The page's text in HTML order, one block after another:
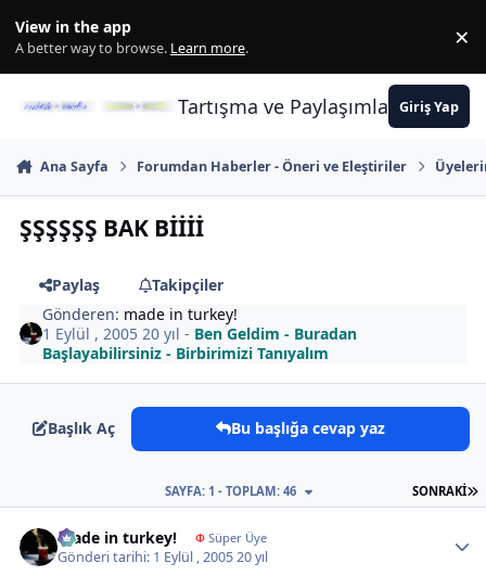
View in the app
A better way to browse. Learn more. ×
Tartışma ve PaylaşımlarınGiriş Yap
Ana Sayfa Forumdan Haberler - Öneri ve Eleştiriler
ŞŞŞŞŞŞ BAK Bİİİİ
Paylaş
Takipçiler
Gönderen: made in turkey!
1 Eylül , 2005 20 yıl - Ben Geldim - Buradan
Başlayabilirsiniz - Birbirimizi Tanıyalım
Başlık Aç Bu başlığa cevap yaz
SONRAKI
SAYFA: 1 - TOPLAM: 46
made in turkey! ΦSüper Üye
Gönderi tarihi: 1 Eylül , 200520 yıl